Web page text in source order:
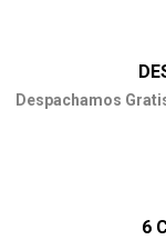
Despachamos
6